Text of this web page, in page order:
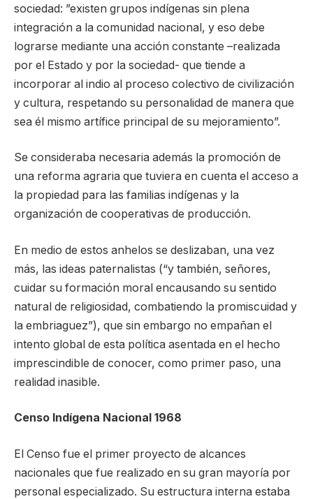
sociedad: ”existen grupos indígenas sin plena
integración a la comunidad nacional, y eso debe
lograrse mediante una acción constante –realizada
por el Estado y por la sociedad- que tiende a
incorporar al indio al proceso colectivo de civilización
y cultura, respetando su personalidad de manera que
sea él mismo artífice principal de su mejoramiento”.
Se consideraba necesaria además la promoción de
una reforma agraria que tuviera en cuenta el acceso a
la propiedad para las familias indígenas y la
organización de cooperativas de producción.
En medio de estos anhelos se deslizaban, una vez
más, las ideas paternalistas (“y también, señores,
cuidar su formación moral encausando su sentido
natural de religiosidad, combatiendo la promiscuidad y
la embriaguez”), que sin embargo no empañan el
intento global de esta política asentada en el hecho
imprescindible de conocer, como primer paso, una
realidad inasible.
Censo Indígena Nacional 1968
El Censo fue el primer proyecto de alcances
nacionales que fue realizado en su gran mayoría por
personal especializado. Su estructura interna estaba